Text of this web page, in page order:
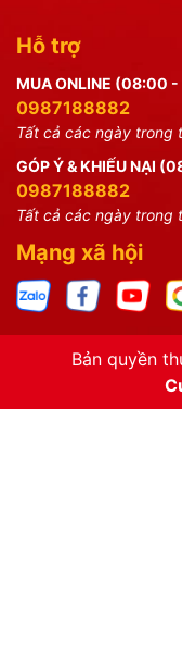
Hỗ trợ
MUA ONLINE (08:00
0987188882
Tất cả các ngày trong
GÓP Ý & KHIẾU NẠI
0987188882
Tất cả các ngày trong
Mạng xã hội
Bản quyền